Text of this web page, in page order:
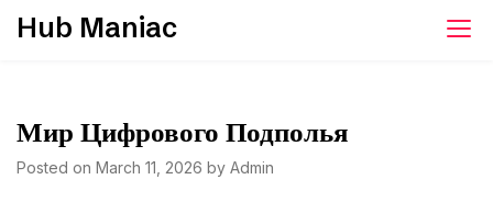
SkipHub Maniac
Мир Цифрового Подполья
Posted on March 11, 2026 by Admin